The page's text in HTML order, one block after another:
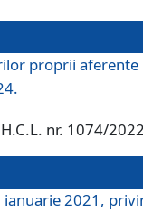
proprii aferente
nr. 1074/
ianuarie 2021,